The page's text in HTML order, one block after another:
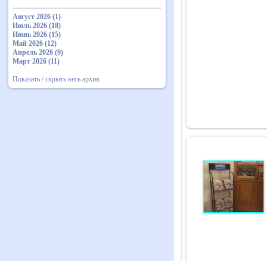
Август 2026 (1)
Июль 2026 (18)
Июнь 2026 (15)
Май 2026 (12)
Апрель 2026 (9)
Март 2026 (11)
Показать / скрыть весь архив